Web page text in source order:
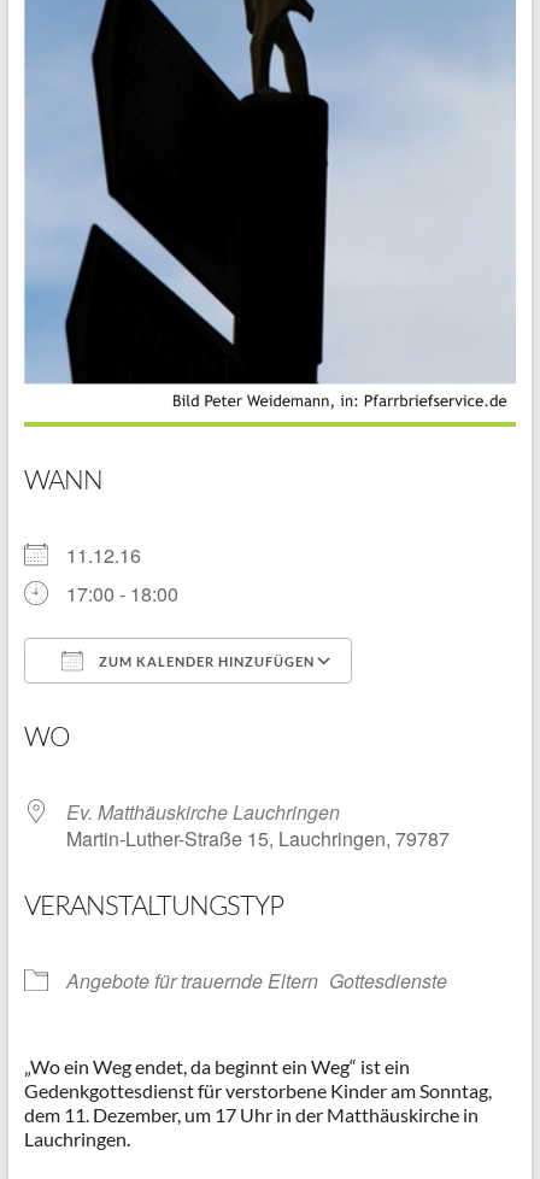
WANN
11.12.16
17:00 - 18:00
ZUM KALENDER HINZUFÜGEN
WO
Ev. Matthäuskirche Lauchringen
Martin-Luther-Straße 15, Lauchringen, 79787
VERANSTALTUNGSTYP
Angebote für trauernde Eltern Gottesdienste
„Wo ein Weg endet, da beginnt ein Weg“ ist ein
Gedenkgottesdienst für verstorbene Kinder am Sonntag,
dem 11. Dezember, um 17 Uhr in der Matthäuskirche in
Lauchringen.